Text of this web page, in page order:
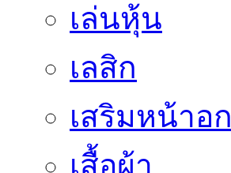
เล่นหุ้น
เลสิก
เสริมหน้าอก
เสื้อผ้า